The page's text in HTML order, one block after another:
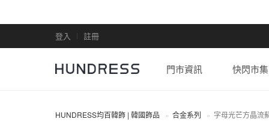
登入 註冊
門市資訊 快閃市集
HUNDRESS均百韓飾 | 韓國飾品 合金系列 字母光芒方晶流